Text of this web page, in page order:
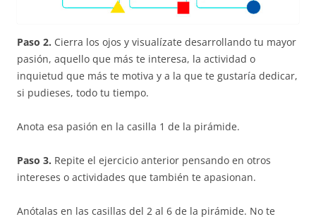
Paso 2. Cierra los ojos y visualízate desarrollando tu mayor
pasión, aquello que más te interesa, la actividad o
inquietud que más te motiva y a la que te gustaría dedicar,
si pudieses, todo tu tiempo.
Anota esa pasión en la casilla 1 de la pirámide.
Paso 3. Repite el ejercicio anterior pensando en otros
intereses o actividades que también te apasionan.
Anótalas en las casillas del 2 al 6 de la pirámide. No te